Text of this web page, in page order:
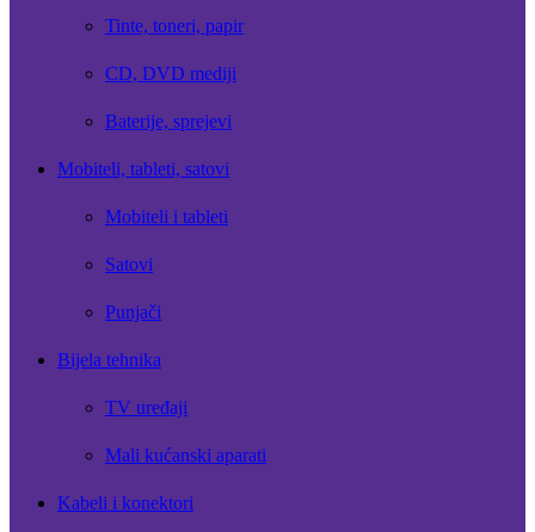
Tinte, toneri, papir
CD, DVD mediji
Baterije, sprejevi
Mobiteli, tableti, satovi
Mobiteli i tableti
Satovi
Punjači
Bijela tehnika
TV uređaji
Mali kućanski aparati
Kabeli i konektori